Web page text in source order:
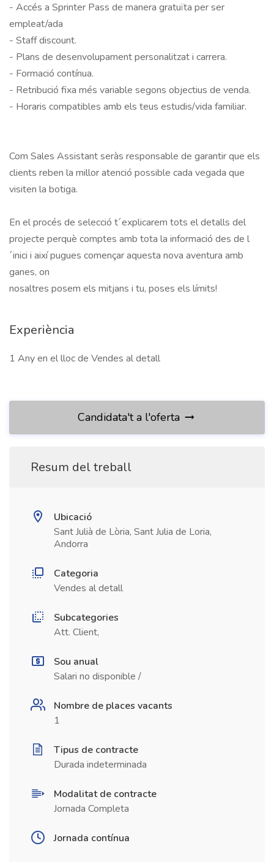
- Accés a Sprinter Pass de manera gratuïta per ser
empleat/ada
- Staff discount.
- Plans de desenvolupament personalitzat i carrera.
- Formació contínua.
- Retribució fixa més variable segons objectius de venda.
- Horaris compatibles amb els teus estudis/vida familiar.
Com Sales Assistant seràs responsable de garantir que els
clients reben la millor atenció possible cada vegada que
visiten la botiga.
En el procés de selecció t´explicarem tots el detalls del
projecte perquè comptes amb tota la informació des de l
´inici i així pugues començar aquesta nova aventura amb
ganes, on
Experiència
1 Any en el lloc de Vendes al detall
Candidata't a l'oferta
Resum del treball
Ubicació
Sant Julià de Lòria, Sant Julia de Loria,
Andorra
Categoria
Vendes al detall
Subcategories
Att. Client,
Sou anual
Salari no disponible /
Nombre de places vacants
1
Tipus de contracte
Durada indeterminada
Modalitat de contracte
Jornada Completa
Jornada contínua